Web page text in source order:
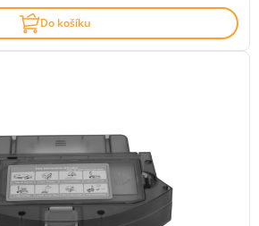
Do košíku